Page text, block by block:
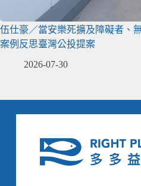
伍仕豪／當安樂死擴及障礙者、
案例反思臺灣公投提案
2026-07-30